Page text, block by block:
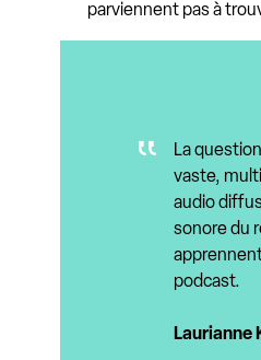
parviennent pas à
La
vaste,
audio
sonore du
podcast.
Laurianne